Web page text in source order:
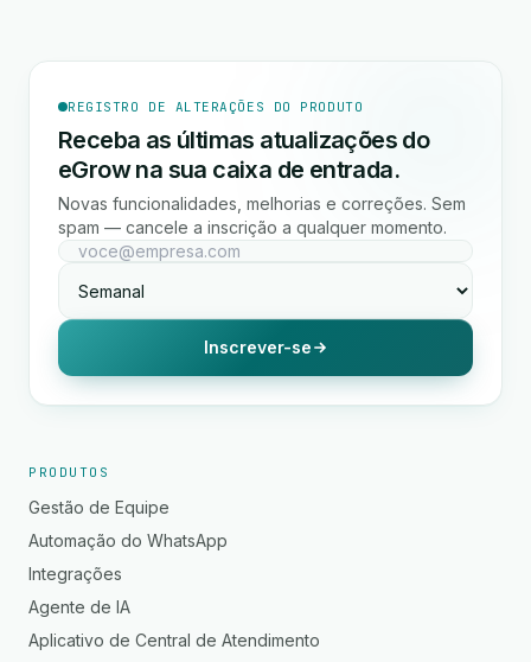
REGISTRO DE ALTERAÇÕES DO PRODUTO
Receba as últimas atualizações do
eGrow na sua caixa de entrada.
Novas funcionalidades, melhorias e correções. Sem
spam — cancele a inscrição a qualquer momento.
Inscrever-se
PRODUTOS
Gestão de Equipe
Automação do WhatsApp
Integrações
Agente de IA
Aplicativo de Central de Atendimento